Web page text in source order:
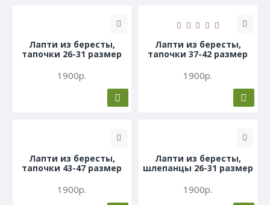
Лапти из бересты,
тапочки 26-31 размер
1900р.
Лапти из бересты,
тапочки 37-42 размер
1900р.
Лапти из бересты,
тапочки 43-47 размер
1900р.
Лапти из бересты,
шлепанцы 26-31 размер
1900р.